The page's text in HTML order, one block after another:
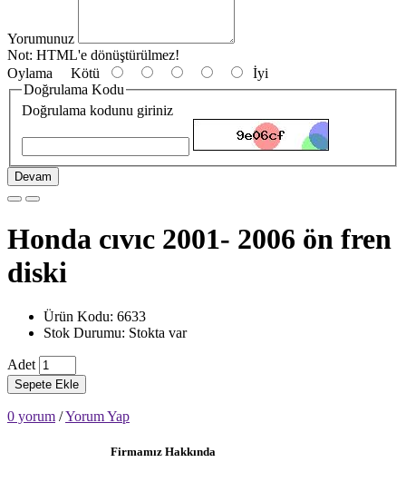
Yorumunuz
Not: HTML'e dönüştürülmez!
Oylama Kötü
İyi
Doğrulama Kodu
Doğrulama kodunu giriniz
Devam
Honda cıvıc 2001- 2006 ön fren
diski
Ürün Kodu: 6633
Stok Durumu: Stokta var
Adet
Sepete Ekle
0 yorum /Yorum Yap
Firmamız Hakkında